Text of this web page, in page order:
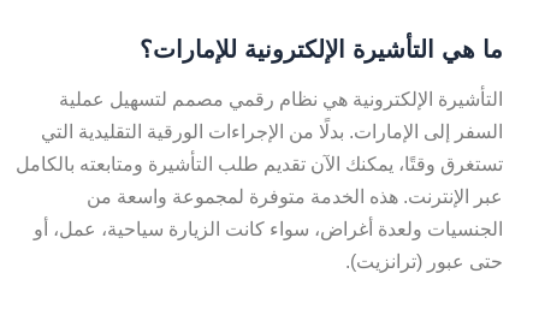
ما هي التأشيرة الإلكترونية للإمارات؟
التأشيرة الإلكترونية هي نظام رقمي مصمم لتسهيل عملية
السفر إلى الإمارات. بدلًا من الإجراءات الورقية التقليدية التي
تستغرق وقتًا، يمكنك الآن تقديم طلب التأشيرة ومتابعته بالكامل
عبر الإنترنت. هذه الخدمة متوفرة لمجموعة واسعة من
الجنسيات ولعدة أغراض، سواء كانت الزيارة سياحية، عمل، أو
حتى عبور (ترانزيت).